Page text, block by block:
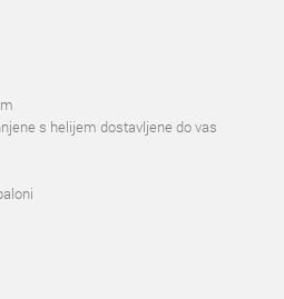
s helijem dostavljene do vas